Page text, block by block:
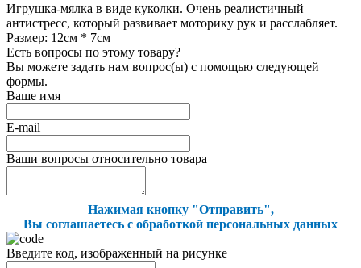
Игрушка-мялка в виде куколки. Очень реалистичный
антистресс, который развивает моторику рук и расслабляет.
Размер: 12см * 7см
Есть вопросы по этому товару?
Вы можете задать нам вопрос(ы) с помощью следующей
формы.
Ваше имя
E-mail
Ваши вопросы относительно товара
Нажимая кнопку "Отправить",
Вы соглашаетесь с обработкой персональных данных
Введите код, изображенный на рисунке